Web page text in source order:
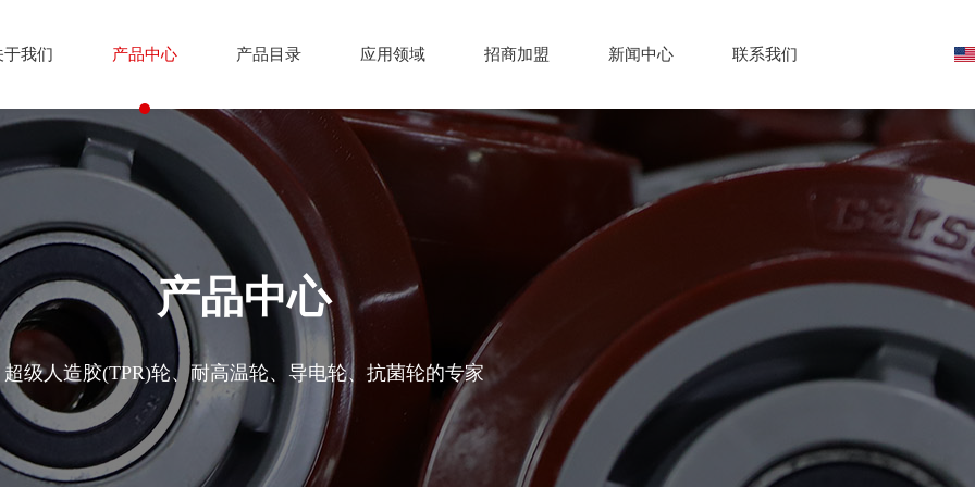
于我们 产品中心 产品目录 应用领域 招商加盟 新闻中心 联系我们
产品中心
超级人造胶(TPR)轮、耐高温轮、导电轮、抗菌轮的专家